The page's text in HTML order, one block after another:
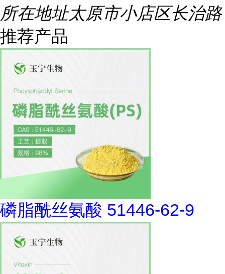
所在地址太原市小店区长治路
推荐产品
磷脂酰丝氨酸 51446-62-9